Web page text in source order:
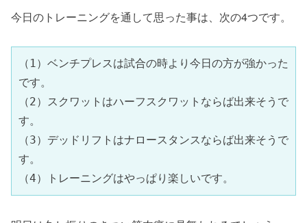
今日のトレーニングを通して思った事は、次の4つです。
（1）ベンチプレスは試合の時より今日の方が強かった
です。
（2）スクワットはハーフスクワットならば出来そうで
す。
（3）デッドリフトはナロースタンスならば出来そうで
す。
（4）トレーニングはやっぱり楽しいです。